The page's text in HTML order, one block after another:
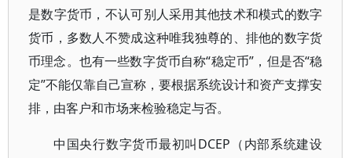
是数字货币，不认可别人采用其他技术和模式的数字
货币，多数人不赞成这种唯我独尊的、排他的数字货
币理念。也有一些数字货币自称“稳定币”，但是否“稳
定”不能仅靠自己宣称，要根据系统设计和资产支撑安
排，由客户和市场来检验稳定与否。
中国央行数字货币最初叫DCEP（内部系统建设